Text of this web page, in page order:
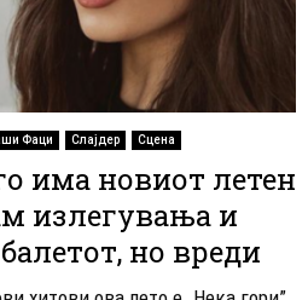
Фаци Слајдер Сцена
има новиот летен
излегувања и
но вреди